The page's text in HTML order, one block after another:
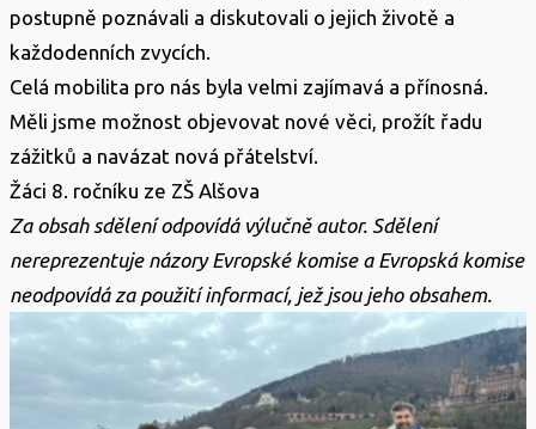
postupně poznávali a diskutovali o jejich životě a
každodenních zvycích.
Celá mobilita pro nás byla velmi zajímavá a přínosná.
Měli jsme možnost objevovat nové věci, prožít řadu
zážitků a navázat nová přátelství.
Žáci 8. ročníku ze ZŠ Alšova
Za obsah sdělení odpovídá výlučně autor. Sdělení
nereprezentuje názory Evropské komise a Evropská komise
neodpovídá za použití informací, jež jsou jeho obsahem.